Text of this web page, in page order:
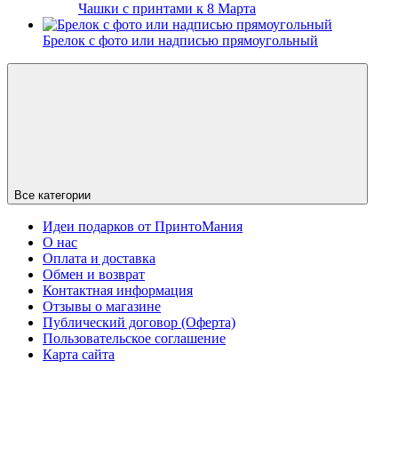
Чашки с принтами к 8 Марта
Брелок с фото или надписью прямоугольный
Все категории
Идеи подарков от ПринтоМания
О нас
Оплата и доставка
Обмен и возврат
Контактная информация
Отзывы о магазине
Публический договор (Оферта)
Пользовательское соглашение
Карта сайта